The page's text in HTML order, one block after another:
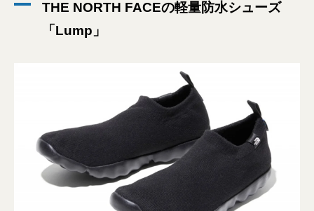
THE NORTH FACEの軽量防水シューズ
「Lump」